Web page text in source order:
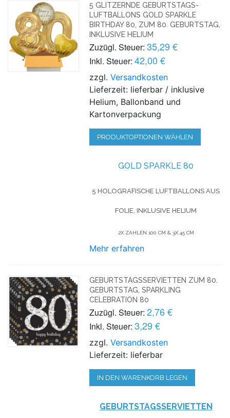
5 GLITZERNDE GEBURTSTAGS-
LUFTBALLONS GOLD SPARKLE
BIRTHDAY 80, ZUM 80. GEBURTSTAG,
INKLUSIVE HELIUM
Zuzügl. Steuer: 35,29 €
Inkl. Steuer: 42,00 €
zzgl.Versandkosten
Lieferzeit: lieferbar / inklusive
Helium, Ballonband und
Kartonverpackung
PRODUKTOPTIONEN WÄHLEN
GOLD SPARKLE 80
5 HOLOGRAFISCHE LUFTBALLONS AUS
FOLIE, INKLUSIVE HELIUM
2X ZAHLEN 100 CM & 3X 45 CM
Mehr erfahren
GEBURTSTAGSSERVIETTEN ZUM 80.
GEBURTSTAG, SPARKLING
CELEBRATION 80
Zuzügl. Steuer: 2,76 €
Inkl. Steuer: 3,29 €
zzgl.Versandkosten
Lieferzeit: lieferbar
IN DEN WARENKORB LEGEN
GEBURTSTAGSSERVIETTEN